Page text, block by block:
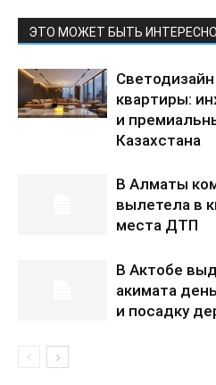
ЭТО МОЖЕТ БЫТЬ ИНТЕРЕСНО
квартиры:
и
Казахстана
В Алматы
вылетела в
места ДТП
В Актобе
акимата
и посадку